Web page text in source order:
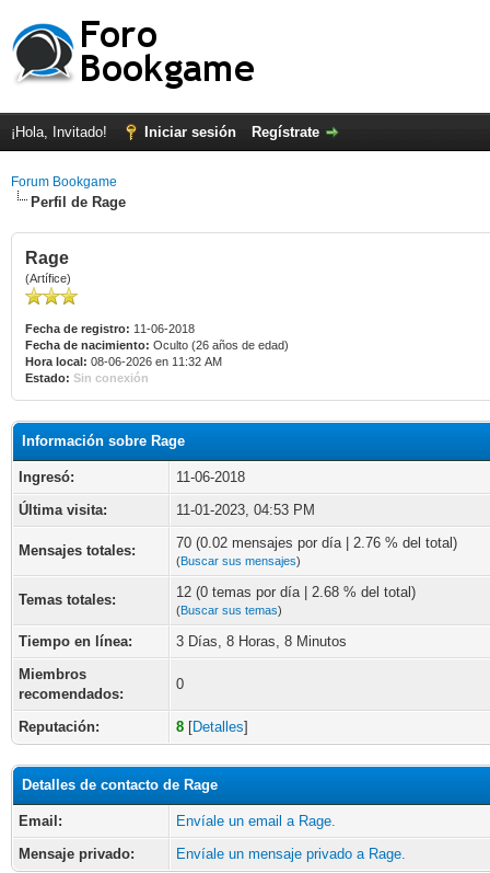
¡Hola, Invitado! Iniciar sesión Regístrate
Forum Bookgame
Perfil de Rage
Rage
(Artífice)
Fecha de registro: 11-06-2018
Fecha de nacimiento: Oculto (26 años de edad)
Hora local: 08-06-2026 en 11:32 AM
Estado: Sin conexión
Información sobre Rage
Ingresó:
11-06-2018
Última visita:
11-01-2023, 04:53 PM
Mensajes totales: 70 (0.02 mensajes por día | 2.76 % del total)
(Buscar sus mensajes)
Temas totales: 12 (0 temas por día | 2.68 % del total)
(Buscar sus temas)
Tiempo en línea:
3 Días, 8 Horas, 8 Minutos
Miembros
recomendados:
0
Reputación: 8 [Detalles]
Detalles de contacto de Rage
Email:
Envíale un email a Rage.
Mensaje privado:
Envíale un mensaje privado a Rage.